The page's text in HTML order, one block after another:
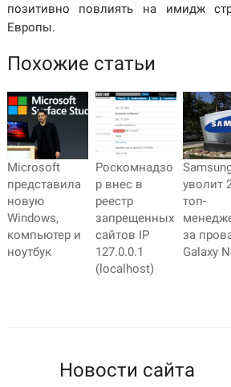
позитивно повлиять на имидж
Европы.
Похожие статьи
Microsoft
представила
новую
Windows,
компьютер и
ноутбук
Роскомнадзо
р внес в
реестр
запрещенных
сайтов IP
127.0.0.1
(localhost)
уволит
топ-
за
Galaxy
Новости сайта